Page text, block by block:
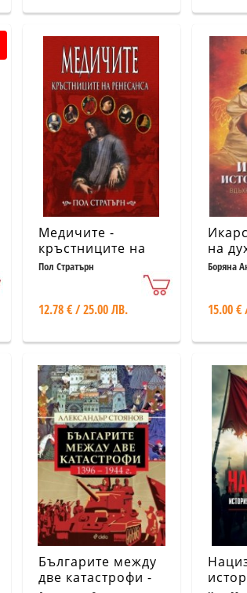
Медичите -
кръстниците на
Ренесанса
Пол Стратърн
12.78 € / 25.00 ЛВ.
на
Боряна
15.00
Българите между
две катастрофи -